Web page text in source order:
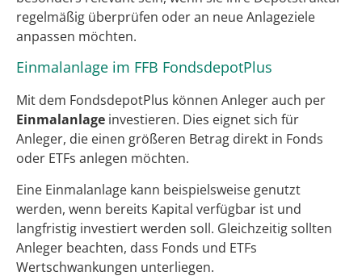
regelmäßig überprüfen oder an neue Anlageziele
anpassen möchten.
Einmalanlage im FFB FondsdepotPlus
Mit dem FondsdepotPlus können Anleger auch per
Einmalanlage investieren. Dies eignet sich für
Anleger, die einen größeren Betrag direkt in Fonds
oder ETFs anlegen möchten.
Eine Einmalanlage kann beispielsweise genutzt
werden, wenn bereits Kapital verfügbar ist und
langfristig investiert werden soll. Gleichzeitig sollten
Anleger beachten, dass Fonds und ETFs
Wertschwankungen unterliegen.